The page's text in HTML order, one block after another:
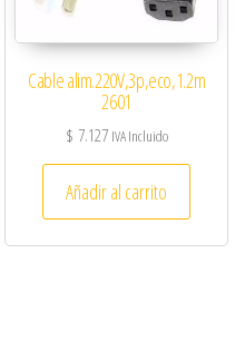
Cable alim.220V,3p,eco,1.2m
2601
$ 7.127 IVA Incluido
Añadir al carrito